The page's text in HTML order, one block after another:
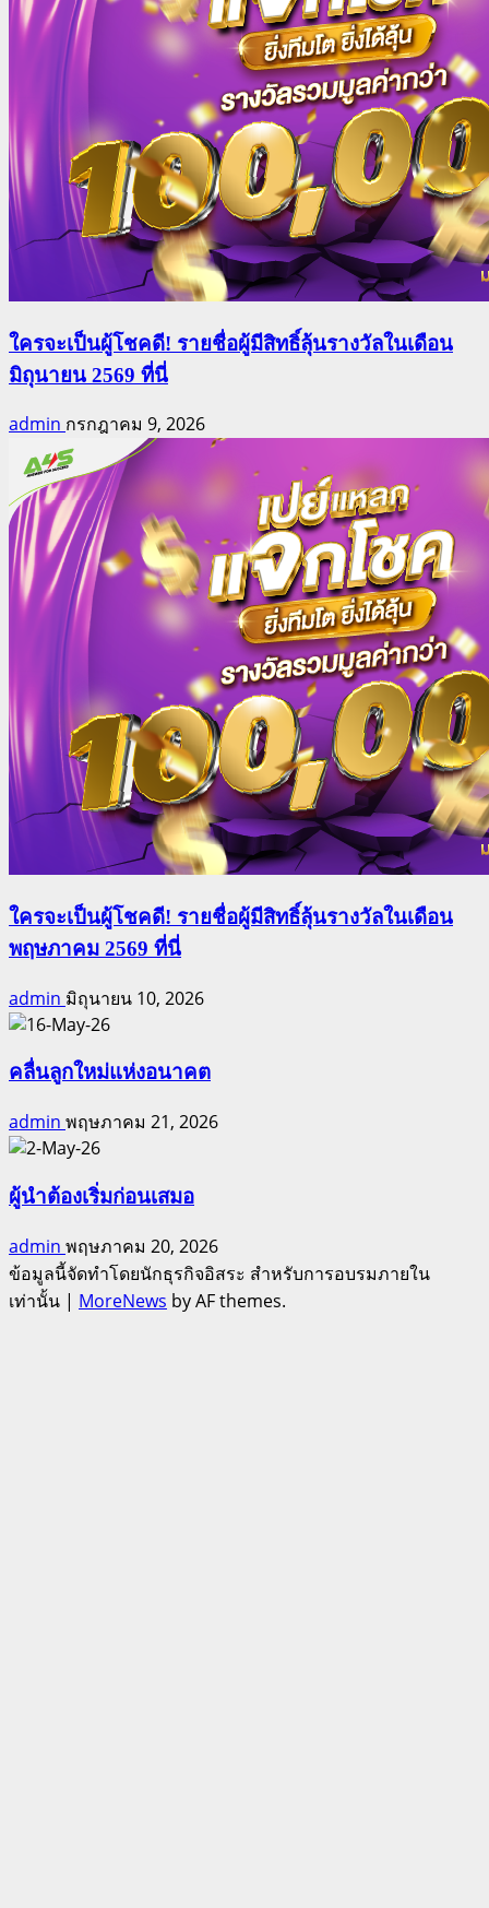
ใครจะเป็นผู้โชคดี! รายชื่อผู้มีสิทธิ์ลุ้นรางวัลในเดือน
มิถุนายน 2569 ที่นี่
admin กรกฎาคม 9, 2026
ใครจะเป็นผู้โชคดี! รายชื่อผู้มีสิทธิ์ลุ้นรางวัลในเดือน
พฤษภาคม 2569 ที่นี่
admin มิถุนายน 10, 2026
คลื่นลูกใหม่แห่งอนาคต
admin พฤษภาคม 21, 2026
ผู้นำต้องเริ่มก่อนเสมอ
admin พฤษภาคม 20, 2026
ข้อมูลนี้จัดทำโดยนักธุรกิจอิสระ สำหรับการอบรมภายใน
เท่านั้น | MoreNews by AF themes.